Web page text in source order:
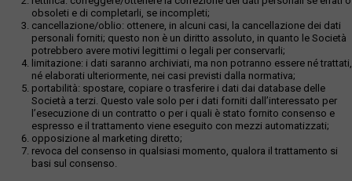
obsoleti e di completarli, se incompleti;
cancellazione/oblio: ottenere, in alcuni casi, la cancellazione dei dati
personali forniti; questo non è un diritto assoluto, in quanto le Società
potrebbero avere motivi legittimi o legali per conservarli;
limitazione: i dati saranno archiviati, ma non potranno essere né trattati,
né elaborati ulteriormente, nei casi previsti dalla normativa;
portabilità: spostare, copiare o trasferire i dati dai database delle
Società a terzi. Questo vale solo per i dati forniti dall’interessato per
l’esecuzione di un contratto o per i quali è stato fornito consenso e
espresso e il trattamento viene eseguito con mezzi automatizzati;
opposizione al marketing diretto;
revoca del consenso in qualsiasi momento, qualora il trattamento si
basi sul consenso.